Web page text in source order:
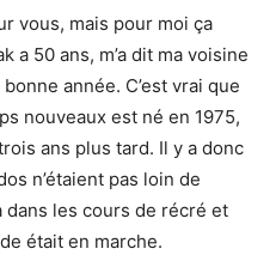
vous, mais pour moi ça
a 50 ans, m’a dit ma voisine
année. C’est vrai que
nouveaux est né en 1975,
ans plus tard. Il y a donc
n’étaient pas loin de
les cours de récré et
était en marche.